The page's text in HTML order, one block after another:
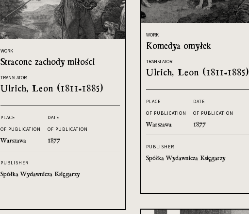
WORK
Komedya omyłek
TRANSLATOR
Ulrich, Leon (1811-1885)
PLACE
OF PUBLICATION
Warszawa
DATE
OF PUBLICATION
1877
PUBLISHER
Spółka Wydawnicza Księgarzy
WORK
Stracone zachody miłości
TRANSLATOR
Ulrich, Leon (1811-1885)
PLACE
OF PUBLICATION
Warszawa
DATE
OF PUBLICATION
1877
PUBLISHER
Spółka Wydawnicza Księgarzy